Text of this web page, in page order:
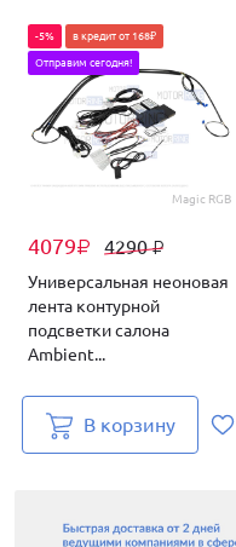
Magic RGB
4079₽ 4290₽
-5% в кредит от 168₽
Отправим сегодня!
Универсальная неоновая
лента контурной
подсветки салона
Ambient...
В корзину